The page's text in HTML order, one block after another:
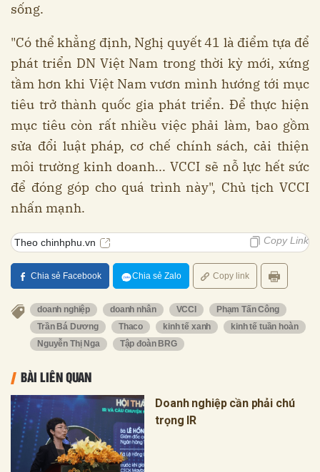
sống.
"Có thể khẳng định, Nghị quyết 41 là điểm tựa để
phát triển DN Việt Nam trong thời kỳ mới, xứng
tầm hơn khi Việt Nam vươn mình hướng tới mục
tiêu trở thành quốc gia phát triển. Để thực hiện
mục tiêu còn rất nhiều việc phải làm, bao gồm
sửa đổi luật pháp, cơ chế chính sách, cải thiện
môi trường kinh doanh... VCCI sẽ nỗ lực hết sức
để đóng góp cho quá trình này", Chủ tịch VCCI
nhấn mạnh.
Theo chinhphu.vn Copy Link
Chia sẻ Facebook Chia sẻ Zalo Copy link
doanh nghiệp doanh nhân VCCI
Phạm Tấn Công
Trần Bá Dương
Thaco kinh tế xanh
kinh tế tuần hoàn
Nguyễn Thị Nga
Tập đoàn BRG
BÀI LIÊN QUAN
Doanh nghiệp cần phải chú
trọng IR